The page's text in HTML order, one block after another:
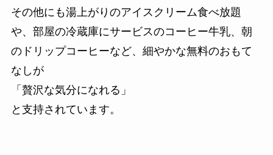
その他にも湯上がりのアイスクリーム食べ放題
や、部屋の冷蔵庫にサービスのコーヒー牛乳、朝
のドリップコーヒーなど、細やかな無料のおもて
なしが
「贅沢な気分になれる」
と支持されています。